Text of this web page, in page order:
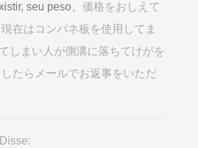
seu peso、 価格をおしえて
在はコンパネ板を使用してま
しまい人が側溝に落ちてけがを
たらメールでお返事をいただ